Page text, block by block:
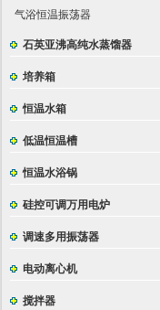
气浴恒温振荡器
石英亚沸高纯水蒸馏器
培养箱
恒温水箱
低温恒温槽
恒温水浴锅
硅控可调万用电炉
调速多用振荡器
电动离心机
搅拌器